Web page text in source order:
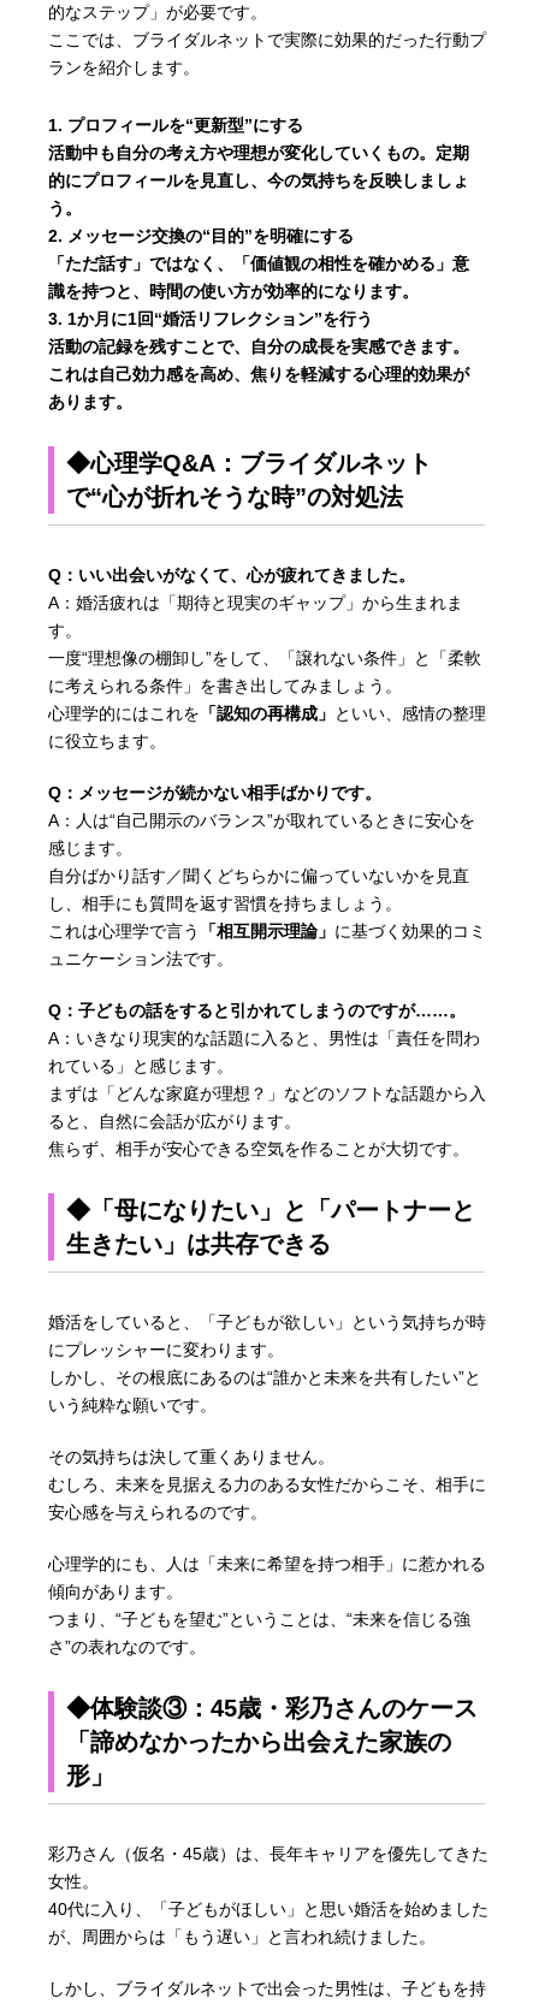
的なステップ」が必要です。
ここでは、ブライダルネットで実際に効果的だった行動プ
ランを紹介します。
プロフィールを“更新型”にする
活動中も自分の考え方や理想が変化していくもの。定期
的にプロフィールを見直し、今の気持ちを反映しましょ
う。
メッセージ交換の“目的”を明確にする
「ただ話す」ではなく、「価値観の相性を確かめる」意
識を持つと、時間の使い方が効率的になります。
1か月に1回“婚活リフレクション”を行う
活動の記録を残すことで、自分の成長を実感できます。
これは自己効力感を高め、焦りを軽減する心理的効果が
あります。
◆心理学Q&A：ブライダルネット
で“心が折れそうな時”の対処法
Q：いい出会いがなくて、心が疲れてきました。
A：婚活疲れは「期待と現実のギャップ」から生まれま
す。
一度“理想像の棚卸し”をして、「譲れない条件」と「柔軟
に考えられる条件」を書き出してみましょう。
心理学的にはこれを 「認知の再構成」 といい、感情の整理
に役立ちます。
Q：メッセージが続かない相手ばかりです。
A：人は“自己開示のバランス”が取れているときに安心を
感じます。
自分ばかり話す／聞くどちらかに偏っていないかを見直
し、相手にも質問を返す習慣を持ちましょう。
これは心理学で言う
「相互開示理論」 に基づく効果的コミ
ュニケーション法です。
Q：子どもの話をすると引かれてしまうのですが……。
A：いきなり現実的な話題に入ると、男性は「責任を問わ
れている」と感じます。
まずは「どんな家庭が理想？」などのソフトな話題から入
ると、自然に会話が広がります。
焦らず、相手が安心できる空気を作ることが大切です。
◆「母になりたい」と「パートナーと
生きたい」は共存できる
婚活をしていると、「子どもが欲しい」という気持ちが時
にプレッシャーに変わります。
しかし、その根底にあるのは“誰かと未来を共有したい”と
いう純粋な願いです。
その気持ちは決して重くありません。
むしろ、未来を見据える力のある女性だからこそ、相手に
安心感を与えられるのです。
心理学的にも、人は「未来に希望を持つ相手」に惹かれる
傾向があります。
つまり、“子どもを望む”ということは、“未来を信じる強
さ”の表れなのです。
◆体験談③：45歳・彩乃さんのケース
「諦めなかったから出会えた家族の
形」
彩乃さん（仮名・45歳）は、長年キャリアを優先してきた
女性。
40代に入り、「子どもがほしい」と思い婚活を始めました
が、周囲からは「もう遅い」と言われ続けました。
しかし、ブライダルネットで出会った男性は、子どもを持